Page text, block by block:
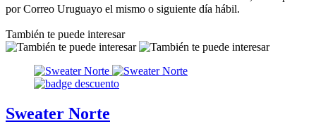
por Correo Uruguayo el mismo o siguiente día hábil.
También te puede interesar
Sweater Norte